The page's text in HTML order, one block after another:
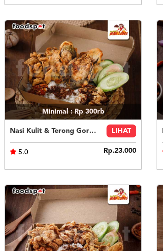
Minimal : Rp 300rb
Nasi Kulit & Terong Goreng LIHAT
5.0 Rp.23.000